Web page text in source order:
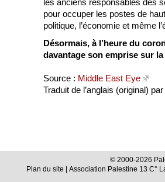
les anciens responsables des
pour occuper les postes de
politique, l’économie et même
Désormais, à l’heure du
davantage son emprise sur
Source : Middle East Eye
Traduit de l’anglais (original)
© 2000-2026
Plan du site | Association Palestine 13 C°